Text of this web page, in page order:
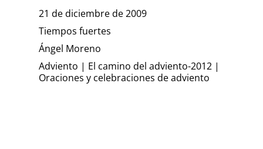
21 de diciembre de 2009
Tiempos fuertes
Ángel Moreno
Adviento | El camino del adviento-2012|
Oraciones y celebraciones de adviento